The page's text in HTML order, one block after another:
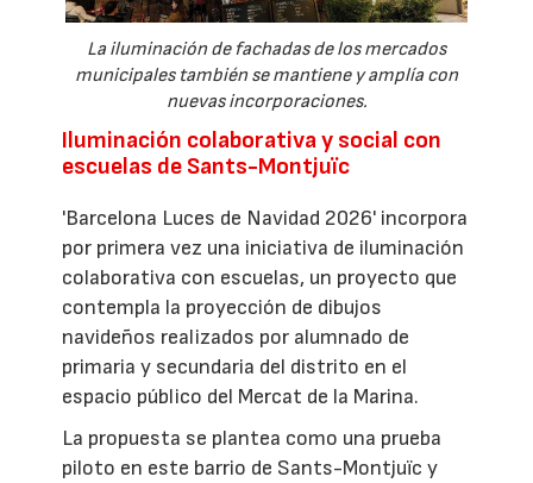
La iluminación de fachadas de los mercados
municipales también se mantiene y amplía con
nuevas incorporaciones.
Iluminación colaborativa y social con
escuelas de Sants-Montjuïc
'Barcelona Luces de Navidad 2026' incorpora
por primera vez una iniciativa de iluminación
colaborativa con escuelas, un proyecto que
contempla la proyección de dibujos
navideños realizados por alumnado de
primaria y secundaria del distrito en el
espacio público del Mercat de la Marina.
La propuesta se plantea como una prueba
piloto en este barrio de Sants-Montjuïc y